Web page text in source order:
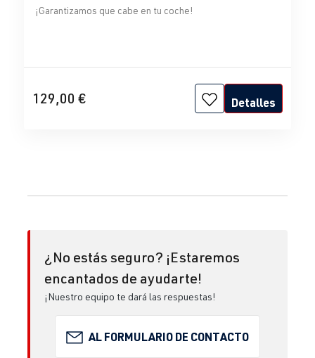
¡Garantizamos que cabe en tu coche!
129,00 € Detalles
¿No estás seguro? ¡Estaremos
encantados de ayudarte!
¡Nuestro equipo te dará las respuestas!
AL FORMULARIO DE CONTACTO